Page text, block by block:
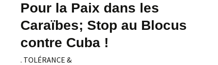
Pour la Paix dans les
Caraïbes; Stop au Blocus
contre Cuba !
. TOLÉRANCE &